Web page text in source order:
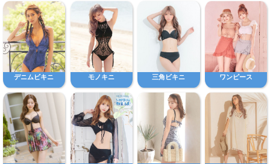
デニムビキニ モノキニ 三角ビキニ ワンピース